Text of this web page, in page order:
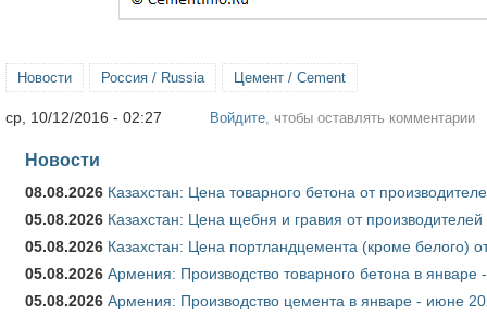
Новости Россия / Russia Цемент / Cement
ср, 10/12/2016 - 02:27 Войдите , чтобы оставлять комментарии
Новости
08.08.2026 Казахстан: Цена товарного бетона от
05.08.2026 Казахстан: Цена щебня и гравия от
05.08.2026 Казахстан: Цена портландцемента (кроме белого)
05.08.2026 Армения: Производство товарного бетона в январе
05.08.2026 Армения: Производство цемента в январе - июне